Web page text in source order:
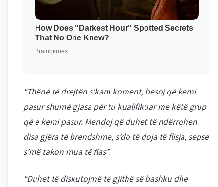
“Thënë të drejtën s’kam koment, besoj që kemi
pasur shumë gjasa për tu kualifikuar me këtë grup
që e kemi pasur. Mendoj që duhet të ndërrohen
disa gjëra të brendshme, s’do të doja të flisja, sepse
s’më takon mua të flas”.
“Duhet të diskutojmë të gjithë së bashku dhe